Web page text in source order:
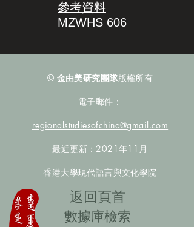
參考資料
MZWHS 606
© 金由美研究團隊版權所有
電子郵件：
regionalstudiesofchina@gmail.com
最近更新：2021年11月
香港大學現代語言與文化學院
​返回頁首
數據庫檢索